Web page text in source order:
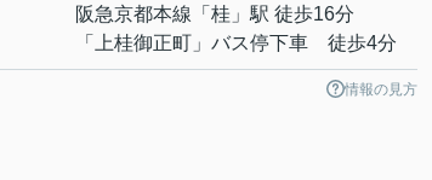
阪急京都本線 「 桂 」駅 徒歩16分
「上桂御正町」バス停下車 徒歩4分
情報の見方